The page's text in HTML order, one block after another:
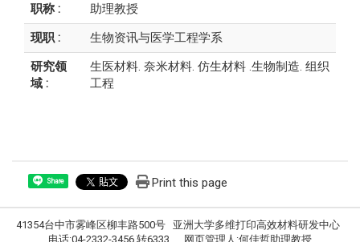
职称 :
助理教授
现职 :
生物资讯与医学工程学系
研究领
域 :
生医材料. 奈米材料. 仿生材料 .生物制造. 组织
工程
Share Print this page
41354台中市雾峰区柳丰路500号 亚洲大学多维打印高效材料研发中心
电话:04-2332-3456 转6333 网页管理人:何佳哲助理教授